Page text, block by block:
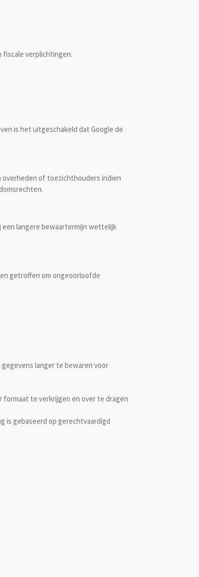
fiscale verplichtingen.
is het uitgeschakeld dat Google de
overheden of toezichthouders indien
een langere bewaartermijn wettelijk
getroffen om ongeoorloofde
langer te bewaren voor
te verkrijgen en over te dragen
is gebaseerd op gerechtvaardigd